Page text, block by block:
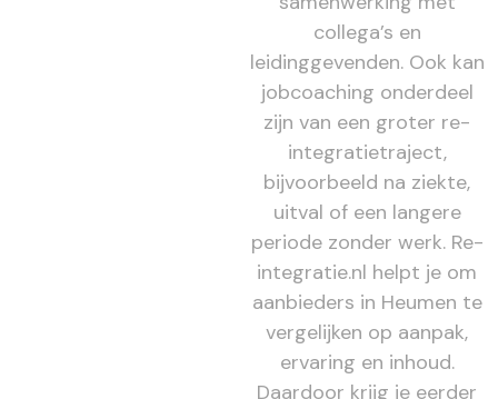
collega’s en
leidinggevenden. Ook kan
jobcoaching onderdeel
zijn van een groter re-
integratietraject,
bijvoorbeeld na ziekte,
uitval of een langere
periode zonder werk. Re-
integratie.nl helpt je om
aanbieders in Heumen te
vergelijken op aanpak,
ervaring en inhoud.
Daardoor krijg je eerder